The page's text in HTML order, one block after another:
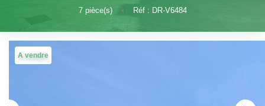
Gestion De Copropriété
7pièce(s) • Réf : DR-V6484
A vendre